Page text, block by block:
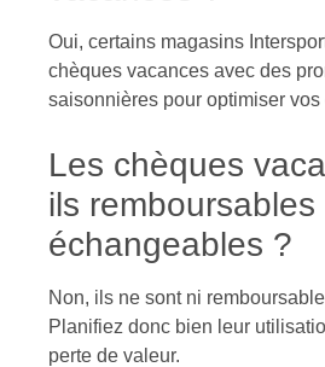
Oui, certains magasins
chèques vacances avec des
saisonnières pour optimiser vos
Les chèques
ils remboursables
échangeables ?
Non, ils ne sont ni
Planifiez donc bien leur
perte de valeur.